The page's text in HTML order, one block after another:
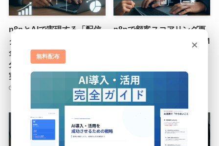
n8nとAIで実現する「配信
クリエイティブ管理」の完
全自動化：パフォーマンス
分析と改善提案をAIが自動
実行
n8nで顧客スコアリング更
新を自動化！AI時代のCRM
2025年12月22日
×
無料配布